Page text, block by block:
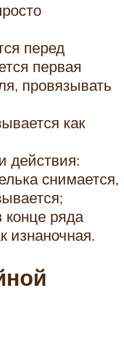
перед
первая
провязывать
как
действия:
снимается,
конце ряда
изнаночная.